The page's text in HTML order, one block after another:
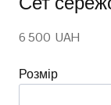
6 500  UAH
Розмір